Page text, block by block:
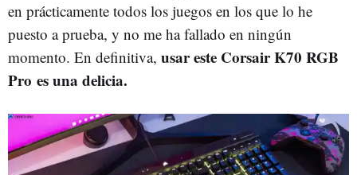
en prácticamente todos los juegos en los que lo he
puesto a prueba, y no me ha fallado en ningún
momento. En definitiva, usar este Corsair K70 RGB
Pro es una delicia.